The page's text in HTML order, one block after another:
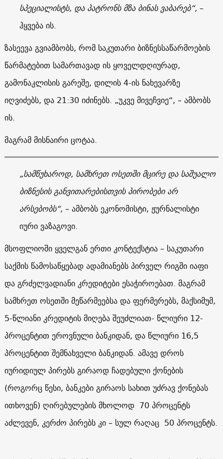
სპეციალისტს, და პატრონს მზა ბინას ვაბარებ“, –
ჰყვება ის.
ზასეევა გვიამბობს, რომ საკუთარი ბიზნესსაწარმოების
წარმატებით სამართავად ის ყოველდღიურად,
გამონაკლისის გარეშე, დილის 4-ის ნახევარზე
იღვიძებს, და 21:30იძინებს. „უკვე მივეჩვიე“, – ამბობს
ის.
მაგრამ მისნაირი ცოტაა.
„სამწუხაროდ, სამხრეთ ოსეთში მცირე და საშუალო
ბიზნესის განვითარებისთვის პირობები არ
არსებობს“, – ამბობს ეკონომისტი, ჟურნალისტი
იური ვაზაგოვი.
მსოფლიოში ყველგან ერთი კონტექსტია – საკუთარი
საქმის წამოსაწყებად ადამიანებს პირველ რიგში იაფი
და გრძელვადიანი კრედიტები ესაჭიროებათ. მაგრამ
სამხრეთ ოსეთში მეწარმეებსა და ფერმერებს, მაქსიმუმ,
5-წლიანი კრედიტის მიღება შეუძლიათ- წლიური 12-
პროცენტით ეროვნული ბანკიდან, და წლიური 16,5
პროცენტით შემნახველი ბანკიდან. ამავე დროს
იურიდიულ პირებს გირაოდ ჩადებული ქონების
(როგორც წესი, ბანკები გირაოს სახით უძრავ ქონებას
ითხოვენ) ღირებულების მხოლოდ 70პროცენტს
აძლევენ, კერძო პირებს კი – სულ რაღაც 50 პროცენტს.